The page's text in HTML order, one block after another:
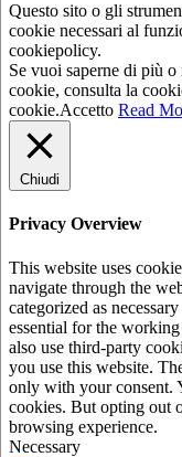
Questo sito o gli
cookie necessari al
cookiepolicy.
Se vuoi saperne di più
cookie, consulta la
cookie.Accetto Read
Chiudi
Privacy Overview
This website uses
navigate through the
categorized as
essential for the
also use third-party
you use this website.
only with your consent.
cookies. But opting out
browsing experience.
Necessary